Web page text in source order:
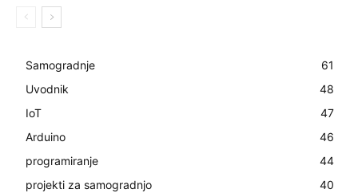
Samogradnje
61
Uvodnik
48
IoT
47
Arduino
46
programiranje
44
projekti za samogradnjo
40